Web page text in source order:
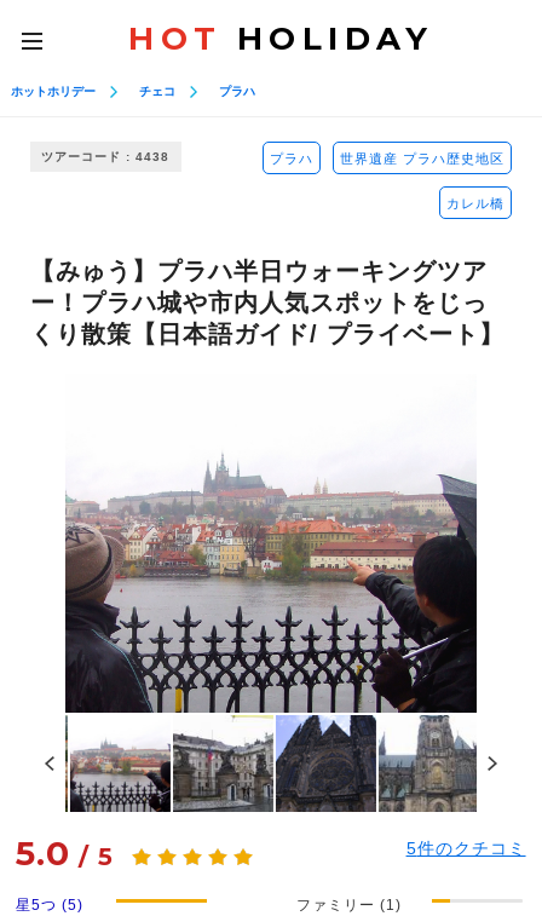
toggle
navigation
HOT HOLIDAY
ホットホリデー チェコ プラハ
ツアーコード : 4438 プラハ 世界遺産 プラハ歴史地区
カレル橋
【みゅう】プラハ半日ウォーキングツア
ー！プラハ城や市内人気スポットをじっ
くり散策【日本語ガイド/ プライベート】
5.0 /5 5件のクチコミ
星5つ (5)
ファミリー (1)